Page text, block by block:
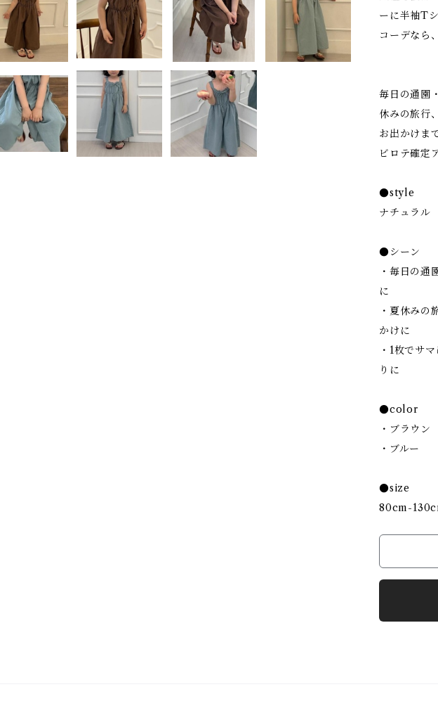
ーに半袖T
コーデなら
毎日の通園
休みの旅行
お出かけま
ビロテ確定
●style
ナチュラ
●シーン
・毎日の通
に
・夏休みの
かけに
・1枚でサ
りに
●color
・ブラウン
・ブルー
●size
80cm-